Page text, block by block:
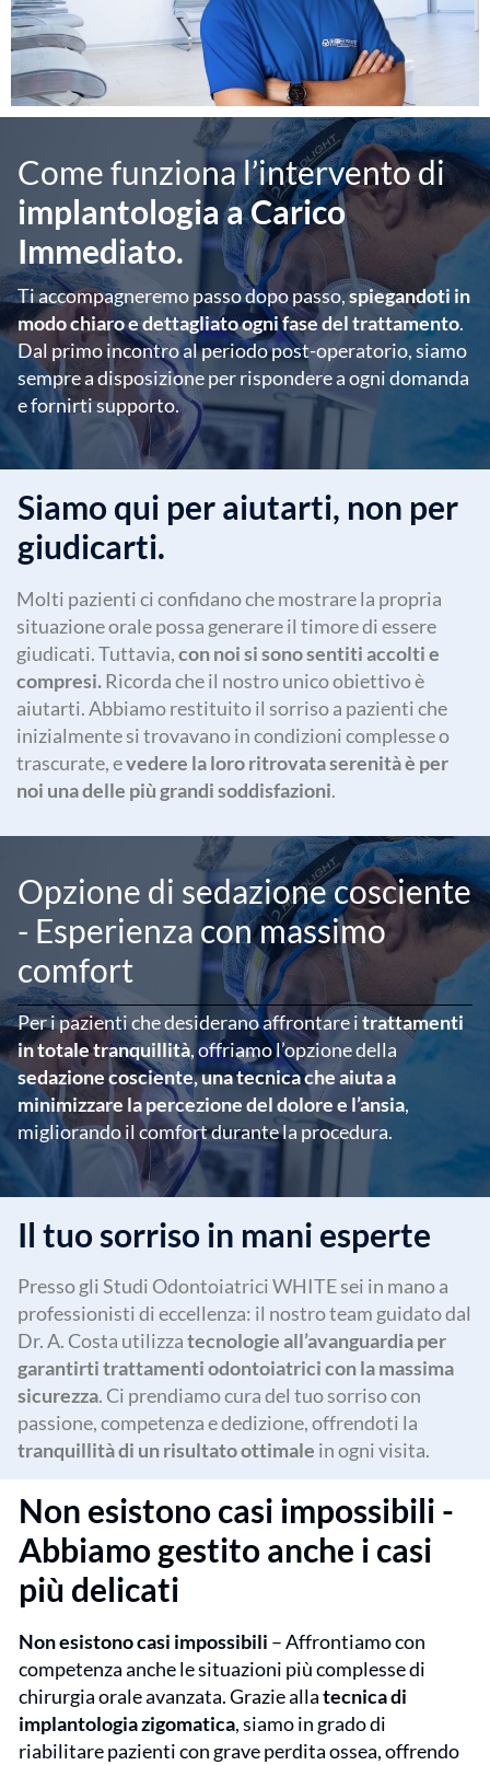
Come funziona l’intervento di
implantologia a Carico
Immediato.
Ti accompagneremo passo dopo passo,spiegandoti in
modo chiaro e dettagliato ogni fase del trattamento.
Dal primo incontro al periodo post-operatorio, siamo
sempre a disposizione per rispondere a ogni domanda
e fornirti supporto.
Siamo qui per aiutarti, non per
giudicarti.
Molti pazienti ci confidano che mostrare la propria
situazione orale possa generare il timore di essere
giudicati. Tuttavia,con noi si sono sentiti accolti e
compresi.Ricorda che il nostro unico obiettivo è
aiutarti. Abbiamo restituito il sorriso a pazienti che
inizialmente si trovavano in condizioni complesse o
trascurate, evedere la loro ritrovata serenità è per
noi una delle più grandi soddisfazioni.
Opzione di sedazione cosciente
- Esperienza con massimo
comfort
Per i pazienti che desiderano affrontare itrattamenti
in totale tranquillità, offriamo l’opzione della
sedazione cosciente, una tecnica che aiuta a
minimizzare la percezione del dolore e l’ansia,
migliorando il comfort durante la procedura.
Il tuo sorriso in mani esperte
Presso gli Studi Odontoiatrici WHITE sei in mano a
professionisti di eccellenza: il nostro team guidato dal
Dr. A. Costa utilizzatecnologie all’avanguardia per
garantirti trattamenti odontoiatrici con la massima
sicurezza. Ci prendiamo cura del tuo sorriso con
passione, competenza e dedizione, offrendoti la
tranquillità di un risultato ottimale in ogni visita.
Non esistono casi impossibili -
Abbiamo gestito anche i casi
più delicati
Non esistono casi impossibili – Affrontiamo con
competenza anche le situazioni più complesse di
chirurgia orale avanzata. Grazie allatecnica di
implantologia zigomatica, siamo in grado di
riabilitare pazienti con grave perdita ossea, offrendo